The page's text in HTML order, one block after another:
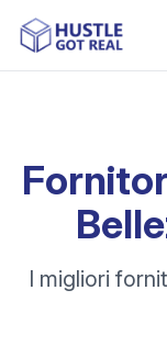
I migliori